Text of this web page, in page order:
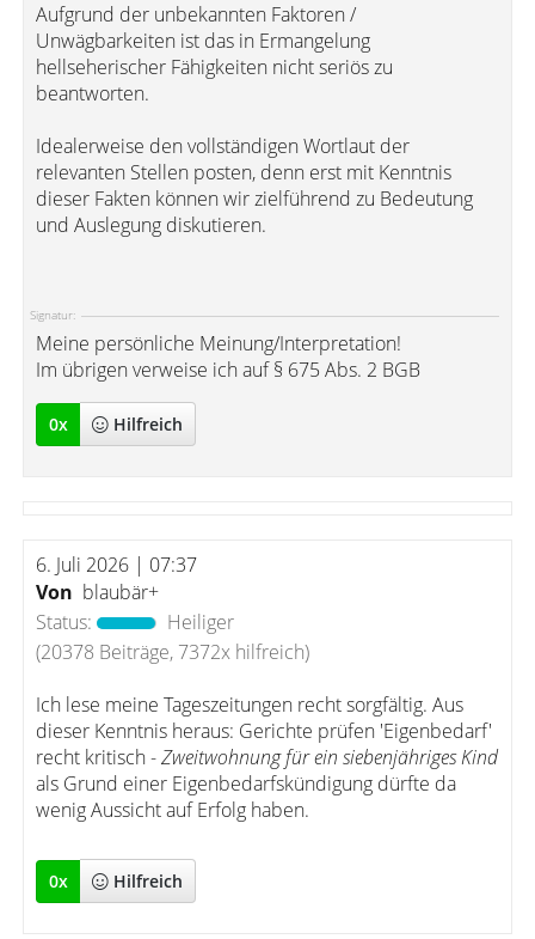
Aufgrund der unbekannten Faktoren /
Unwägbarkeiten ist das in Ermangelung
hellseherischer Fähigkeiten nicht seriös zu
beantworten.
Idealerweise den vollständigen Wortlaut der
relevanten Stellen posten, denn erst mit Kenntnis
dieser Fakten können wir zielführend zu Bedeutung
und Auslegung diskutieren.
Signatur:
Meine persönliche Meinung/Interpretation!
Im übrigen verweise ich auf § 675 Abs. 2 BGB
0x Hilfreich
6. Juli 2026 | 07:37
Von blaubär+
Status:
Heiliger
(20378 Beiträge, 7372x hilfreich)
Ich lese meine Tageszeitungen recht sorgfältig. Aus
dieser Kenntnis heraus: Gerichte prüfen 'Eigenbedarf'
recht kritisch -Zweitwohnung für ein siebenjähriges Kind
als Grund einer Eigenbedarfskündigung dürfte da
wenig Aussicht auf Erfolg haben.
0x Hilfreich